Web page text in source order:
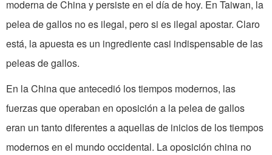
moderna de China y persiste en el día de hoy. En Taiwan, la
pelea de gallos no es ilegal, pero si es ilegal apostar. Claro
está, la apuesta es un ingrediente casi indispensable de las
peleas de gallos.
En la China que antecedió los tiempos modernos, las
fuerzas que ope­raban en oposición a la pelea de gallos
eran un tanto diferentes a aquellas de ini­cios de los tiempos
modernos en el mundo occidental. La oposición china no